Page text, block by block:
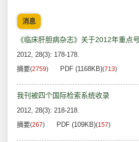
消息
《临床肝胆病杂志》关于2012年重点
2012, 28(3): 178-178.
摘要(2759) PDF (1168KB)(713)
我刊被四个国际检索系统收录
2012, 28(3): 218-218.
摘要(267) PDF (109KB)(157)